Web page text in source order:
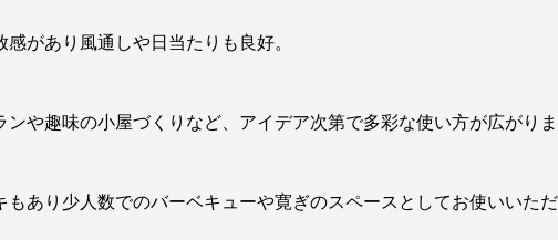
があり風通しや日当たりも良好。
や趣味の小屋づくりなど、アイデア次第で多彩な使い方が広がりま
もあり少人数でのバーベキューや寛ぎのスペースとしてお使いいた